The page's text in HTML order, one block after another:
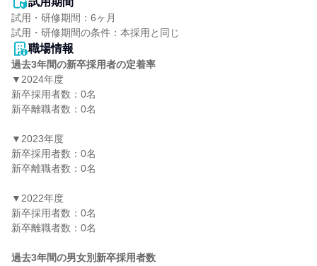
試用・研修期間：6ヶ月
職場情報
過去3年間の新卒採用者の定着率
▼2024年度
新卒採用者数：0名
新卒離職者数：0名
▼2023年度
新卒採用者数：0名
新卒離職者数：0名
▼2022年度
新卒採用者数：0名
新卒離職者数：0名
過去3年間の男女別新卒採用者数